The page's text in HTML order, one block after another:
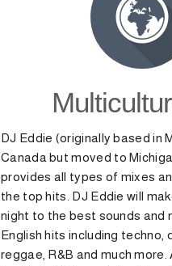
DJ Eddie (originally based in
Canada but moved to
provides all types of mixes
the top hits. DJ Eddie will
night to the best sounds and
English hits including techno,
reggae, R&B and much more.